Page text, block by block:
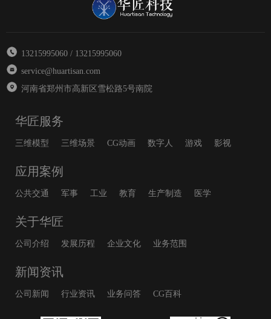
13215995060 / 13215995060
service@huartisan.com
河南省郑州市高新区雪松路5号南院
华匠服务
三维模型 三维场景 CG动画 数字人 游戏 影视
应用案例
公共交通 军事 工业 教育 生产制造 医学
关于华匠
公司介绍 发展历程 企业文化 业务范围
新闻资讯
公司新闻 行业资讯 业务问答 CG百科